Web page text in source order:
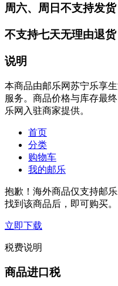
周六、周日不支持发货
不支持七天无理由退货
说明
本商品由邮乐网苏宁乐享
服务。商品价格与库存最
乐网入驻商家提供。
首页
分类
购物车
我的邮乐
抱歉！海外商品仅支持邮
找到该商品后，即可购买。
立即下载
税费说明
商品进口税